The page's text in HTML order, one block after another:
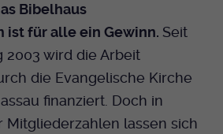
Bibelhaus
ist für alle ein Gewinn. Seit
2003 wird die Arbeit
die Evangelische Kirche
finanziert. Doch in
Mitgliederzahlen lassen sich